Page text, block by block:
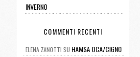
INVERNO
COMMENTI RECENTI
ELENA ZANOTTI SU HAMSA OCA/CIGNO